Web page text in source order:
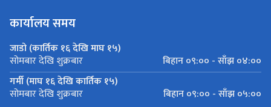
कार्यालय समय
जाडो (कार्तिक १६ देखि माघ १५)
सोमबार देखि शुक्रबार
बिहान ०९:०० - साँझ ०४:००
गर्मी (माघ १६ देखि कार्तिक १५)
सोमबार देखि शुक्रबार बिहान ०९:०० - साँझ ०५:००